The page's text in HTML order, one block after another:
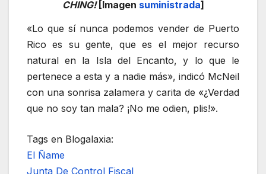
CHING![Imagen suministrada]
«Lo que sí nunca podemos vender de Puerto
Rico es su gente, que es el mejor recurso
natural en la Isla del Encanto, y lo que le
pertenece a esta y a nadie más», indicó McNeil
con una sonrisa zalamera y carita de «¿Verdad
que no soy tan mala? ¡No me odien, plis!».
Tags en Blogalaxia:
El Ñame
Junta De Control Fiscal